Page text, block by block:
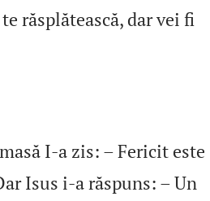
răsplătească, dar vei fi
I‑a zis: – Fericit este
Isus i‑a răspuns: – Un